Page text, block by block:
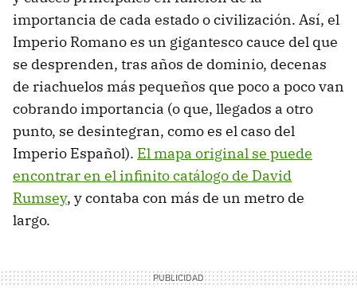
importancia de cada estado o civilización. Así, el
Imperio Romano es un gigantesco cauce del que
se desprenden, tras años de dominio, decenas
de riachuelos más pequeños que poco a poco van
cobrando importancia (o que, llegados a otro
punto, se desintegran, como es el caso del
Imperio Español). El mapa original se puede
encontrar en el infinito catálogo de David
Rumsey, y contaba con más de un metro de
largo.